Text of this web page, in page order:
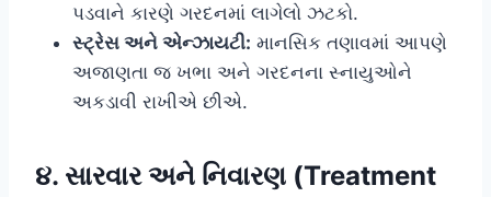
પડવાને કારણે ગરદનમાં લાગેલો ઝટકો.
સ્ટ્રેસ અને એન્ઝાયટી: માનસિક તણાવમાં આપણે
અજાણતા જ ખભા અને ગરદનના સ્નાયુઓને
અકડાવી રાખીએ છીએ.
૪. સારવાર અને નિવારણ (Treatment